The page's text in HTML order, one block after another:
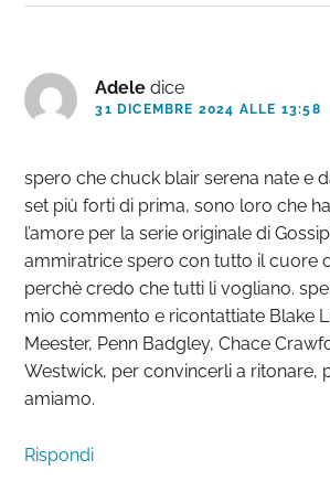
Adele dice
31 DICEMBRE 2024 ALLE 13:58
spero che chuck blair serena nate e
set più forti di prima, sono loro che
l’amore per la serie originale di
ammiratrice spero con tutto il cuore
perchè credo che tutti li vogliano.
mio commento e ricontattiate Blake
Meester, Penn Badgley, Chace
Westwick, per convincerli a ritonare,
amiamo.
Rispondi